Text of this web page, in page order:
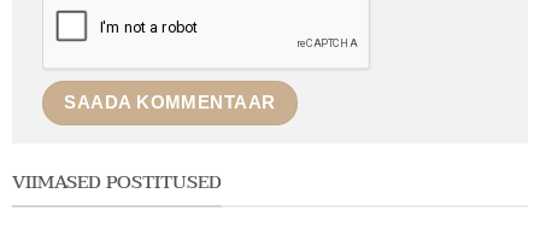
VIIMASED POSTITUSED